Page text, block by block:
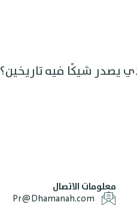
يصدر شيكًا فيه تاريخين؟
معلومات الاتصال
Pr@Dhamanah.com